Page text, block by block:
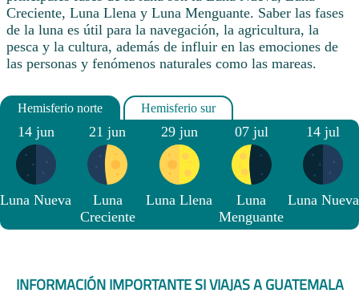
Creciente, Luna Llena y Luna Menguante. Saber las fases
de la luna es útil para la navegación, la agricultura, la
pesca y la cultura, además de influir en las emociones de
las personas y fenómenos naturales como las mareas.
14 jun
Luna Nueva
21 jun
Luna
Creciente
29 jun
Luna Llena
07 jul
Luna
Menguante
14 jul
Luna Nueva
INFORMACIÓN IMPORTANTE SI VIAJAS A GUATEMALA